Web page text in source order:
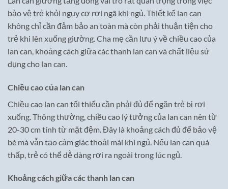
bảo vệ trẻ khỏi nguy cơ rơi ngã khi ngủ. Thiết kế lan can
không chỉ cần đảm bảo an toàn mà còn phải thuận tiện cho
trẻ khi lên xuống giường. Cha mẹ cần lưu ý về chiều cao của
lan can, khoảng cách giữa các thanh lan can và chất liệu sử
dụng cho lan can.
Chiều cao của lan can
Chiều cao lan can tối thiểu cần phải đủ để ngăn trẻ bị rơi
xuống. Thông thường, chiều cao lý tưởng của lan can nên từ
20-30 cm tính từ mặt đệm. Đây là khoảng cách đủ để bảo vệ
bé mà vẫn tạo cảm giác thoải mái khi ngủ. Nếu lan can quá
thấp, trẻ có thể dễ dàng rơi ra ngoài trong lúc ngủ.
Khoảng cách giữa các thanh lan can